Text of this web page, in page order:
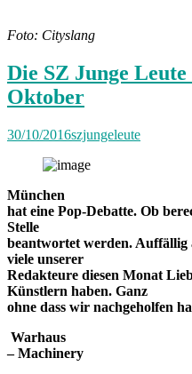
Foto: Cityslang
Die SZ Junge
Oktober
30/10/2016szjungeleute
München
hat eine Pop-Debatte. Ob
Stelle
beantwortet werden. Auffällig
viele unserer
Redakteure diesen Monat
Künstlern haben. Ganz
ohne dass wir nachgeholfen
Warhaus
– Machinery